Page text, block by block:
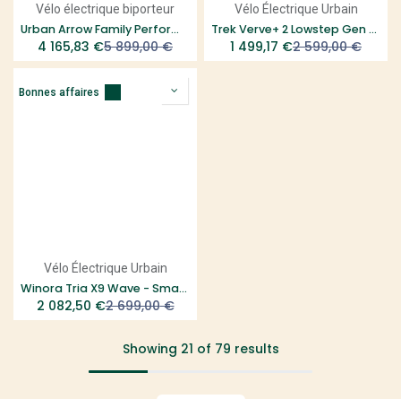
Vélo électrique biporteur
Urban Arrow Family Performance Essential Connect+ Smart System
4 165,83 €5 899,00€
Vélo Électrique Urbain
Trek Verve+ 2 Lowstep Gen 2 - Taille XS
1 499,17 €2 599,00€
Bonnes affaires
Vélo Électrique Urbain
Winora Tria X9 Wave - Smart System
2 082,50 €2 699,00€
Showing 21 of 79 results